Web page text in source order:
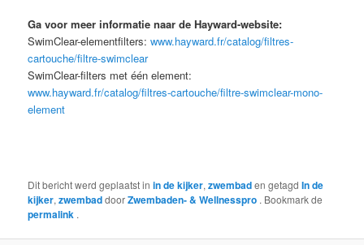
Ga voor meer informatie naar de Hayward-website:
SwimClear-elementfilters:www.hayward.fr/catalog/filtres-
cartouche/filtre-swimclear
SwimClear-filters met één element:
www.hayward.fr/catalog/filtres-cartouche/filtre-swimclear-mono-
element
Dit bericht werd geplaatst inin de kijker,zwembaden getagdIn de
kijker,zwembaddoorZwembaden- & Wellnesspro . Bookmark de
permalink .